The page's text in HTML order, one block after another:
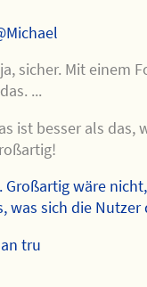
ja, sicher. Mit einem
das. ...
ist besser als das,
Großartig wäre
was sich die
tru